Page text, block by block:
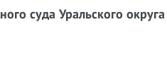
суда Уральского